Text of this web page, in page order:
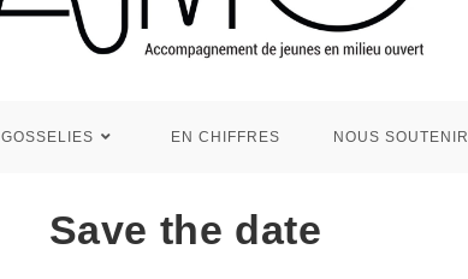
GOSSELIES EN CHIFFRES NOUS SOUTENIR
Save the date